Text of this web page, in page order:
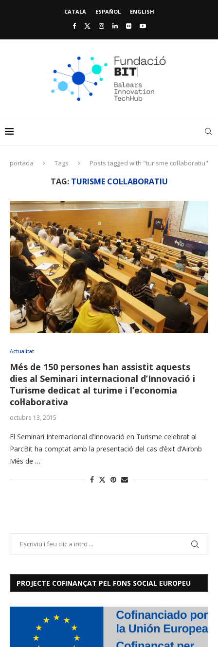
CATALÀ ESPAÑOL ENGLISH
portada Tags Posts tagged with "turisme col·laboratiu"
TAG: TURISME COL·LABORATIU
Actualitat
Més de 150 persones han assistit aquests
dies al Seminari internacional d’Innovació i
Turisme dedicat al turime i l’economia
col·laborativa
octubre 13, 2015
El Seminari Internacional d’Innovació en Turisme celebrat al
ParcBit ha comptat amb la presentació del cas d’èxit d’Airbnb
Més de …
PROJECTE COFINANÇAT PEL FONS SOCIAL EUROPEU